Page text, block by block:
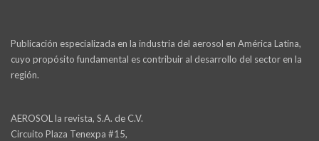
Publicación especializada en la industria del aerosol en América Latina,
cuyo propósito fundamental es contribuir al desarrollo del sector en la
región.
AEROSOL la revista, S.A. de C.V.
Circuito Plaza Tenexpa #15,